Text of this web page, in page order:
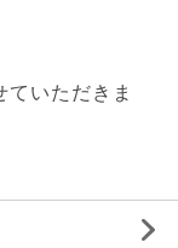
いただきま